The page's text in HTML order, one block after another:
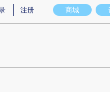
意图存在偏差。不代表财新观点和
商城
注册